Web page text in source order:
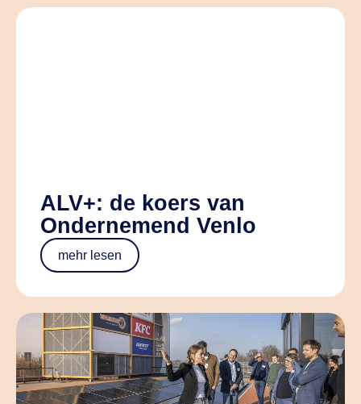
ALV+: de koers van
Ondernemend Venlo
mehr lesen